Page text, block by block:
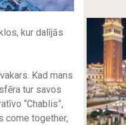
kur dalījās
Kad mans
tur savos
“Chablis”,
come together,